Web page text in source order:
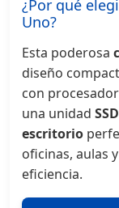
¿Por qué
Uno?
Esta poderosa
diseño
con procesador
una unidad SSD
escritorio
oficinas, aulas
eficiencia.